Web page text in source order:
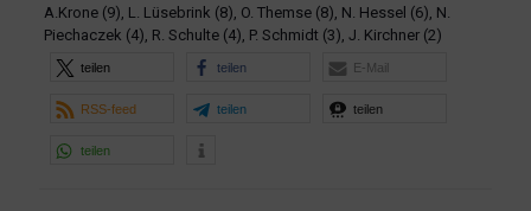
A.Krone (9), L. Lüsebrink (8), O. Themse (8), N. Hessel (6), N.
Piechaczek (4), R. Schulte (4), P. Schmidt (3), J. Kirchner (2)
teilen teilen E-Mail
RSS-feed teilen teilen
teilen